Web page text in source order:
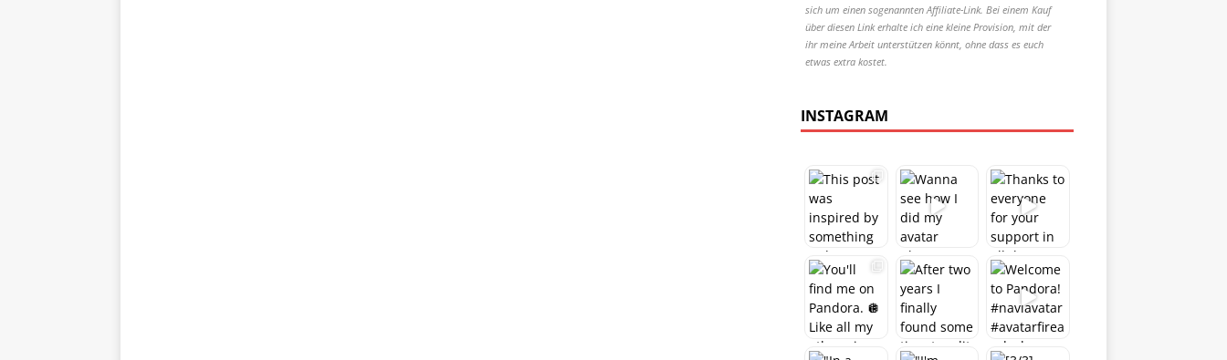
sich um einen sogenannten Affiliate-Link. Bei einem Kauf
über diesen Link erhalte ich eine kleine Provision, mit der
ihr meine Arbeit unterstützen könnt, ohne dass es euch
etwas extra kostet.
INSTAGRAM